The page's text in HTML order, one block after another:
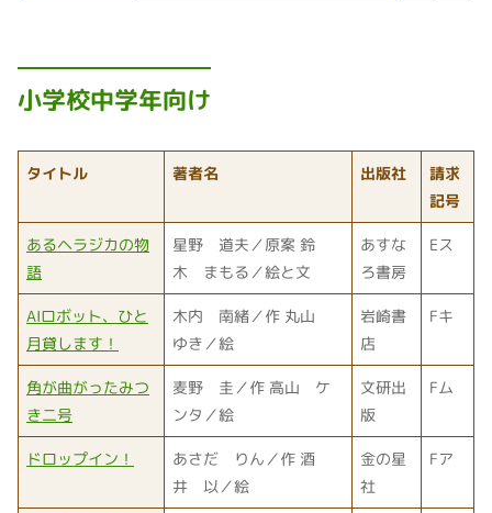
小学校中学年向け
タイトル 著者名 出版社
請求
記号
あるヘラジカの物
語
星野 道夫／原案 鈴
木 まもる／絵と文
あすな
ろ書房
Eス
AIロボット、ひと
月貸します！
木内 南緒／作 丸山
ゆき／絵
岩崎書
店
Fキ
角が曲がったみつ
き二号
麦野 圭／作 高山 ケ
ンタ／絵
文研出
版
Fム
ドロップイン！
あさだ りん／作 酒
井 以／絵
金の星
社
Fア